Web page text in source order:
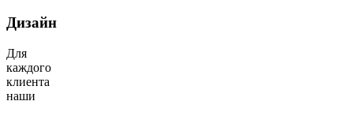
Дизайн
Для
каждого
клиента
наши